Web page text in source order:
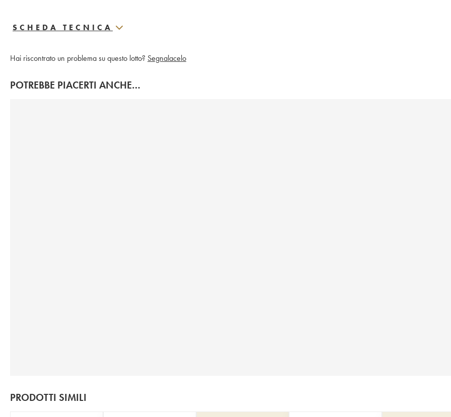
SCHEDA TECNICA
Hai riscontrato un problema su questo lotto? Segnalacelo
POTREBBE PIACERTI ANCHE…
PRODOTTI SIMILI